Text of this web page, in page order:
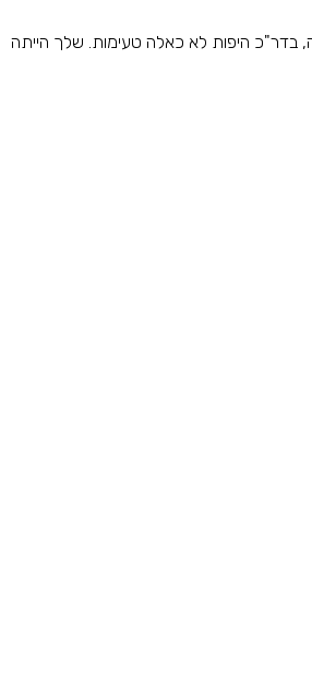
בדר"כ היפות לא כאלה טעימות. שלך הייתה